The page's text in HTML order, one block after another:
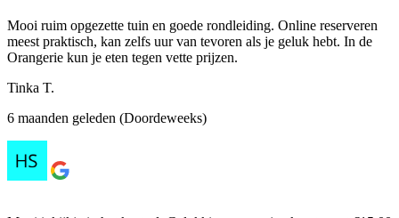
Mooi ruim opgezette tuin en goede rondleiding. Online reserveren
meest praktisch, kan zelfs uur van tevoren als je geluk hebt. In de
Orangerie kun je eten tegen vette prijzen.
Tinka T.
6 maanden geleden (Doordeweeks)